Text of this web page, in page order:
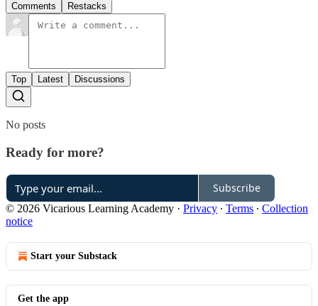
Comments Restacks
Top Latest Discussions
No posts
Ready for more?
Subscribe
© 2026 Vicarious Learning Academy · Privacy ∙ Terms ∙ Collection
notice
Start your Substack
Get the app